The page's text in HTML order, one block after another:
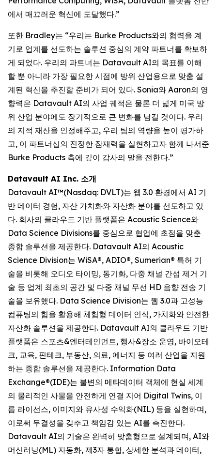
에서 매끄러운 혁신에 도달했다.”
또한 Bradley는 “우리는 Burke Products와의 협력을 계
기로 업계를 선도하는 솔루션 중심의 계약 파트너를 확보하
게 되었다. 우리의 파트너는 Datavault AI의 목표를 이해
할 뿐 아니라 가장 필요한 시점에 방위 산업용으로 맞춤 설
계된 혁신을 추진할 준비가 되어 있다. Sonia와 Aaron의 영
향력은 Datavault AI의 사업 궤적은 물론 더 넓게 미국 방
위 산업 분야에도 장기적으로 큰 변화를 남길 것이다. 우리
의 지적 재산을 인정해주고, 우리 팀의 역량을 높이 평가하
고, 이 파트너십의 진정한 잠재력을 실현하고자 함께 나서준
Burke Products 측에 깊이 감사의 말을 전한다.”
Datavault AI Inc. 소개
Datavault AI™(Nasdaq: DVLT)는 웹 3.0 환경에서 AI 기
반 데이터 경험, 자산 가치화와 자산화 분야를 선도하고 있
다. 회사의 클라우드 기반 플랫폼은 Acoustic Science와
Data Science Divisions를 중심으로 협업에 초점을 맞춘
종합 솔루션을 제공한다. Datavault AI의 Acoustic
Science Division는 WiSA®, ADIO®, Sumerian® 특허 기
술을 비롯해 오디오 타이밍, 동기화, 다중 채널 간섭 제거 기
술 등 업계 최초의 공간 및 다중 채널 무선 HD 음향 전송 기
술을 보유했다. Data Science Division는 웹 3.0과 고성능
컴퓨팅의 힘을 활용해 체험형 데이터 인식, 가치화와 안전한
자산화 솔루션을 제공한다. Datavault AI의 클라우드 기반
플랫폼은 스포츠&엔터테인먼트, 행사&장소 운영, 바이오테
크, 교육, 핀테크, 부동산, 의료, 에너지 등 여러 산업을 지원
하는 종합 솔루션을 제공한다. Information Data
Exchange®(IDE)는 불변의 메타데이터 객체에 현실 세계
의 물리적인 사물을 안전하게 연결 지어 Digital Twins, 이
름 라이선스, 이미지와 유사성 수익화(NIL) 등을 실현하며,
이로써 무결성을 갖추고 책임감 있는 AI를 촉진한다.
Datavault AI의 기술은 완벽히 맞춤형으로 설계되며, AI와
머신러닝(ML) 자동화, 제3자 통합, 상세한 분석과 데이터,